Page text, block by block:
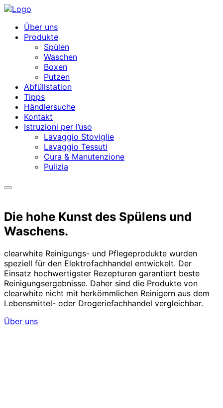
Über uns
Produkte
Spülen
Waschen
Boxen
Putzen
Abfüllstation
Tipps
Händlersuche
Kontakt
Istruzioni per l’uso
Lavaggio Stoviglie
Lavaggio Tessuti
Cura & Manutenzione
Pulizia
Die hohe Kunst des Spülens und
Waschens.
clearwhite Reinigungs- und Pflegeprodukte wurden
speziell für den Elektrofachhandel entwickelt. Der
Einsatz hochwertigster Rezepturen garantiert beste
Reinigungsergebnisse. Daher sind die Produkte von
clearwhite nicht mit herkömmlichen Reinigern aus dem
Lebensmittel- oder Drogeriefachhandel vergleichbar.
Über uns